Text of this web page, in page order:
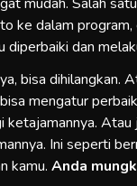
ke dalam
diperbaiki dan
bisa dihilangkan.
mengatur
ketajamannya.
Ini seperti
kamu.Anda